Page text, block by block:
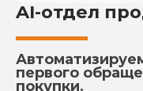
AI-отдел
первого
покупки.